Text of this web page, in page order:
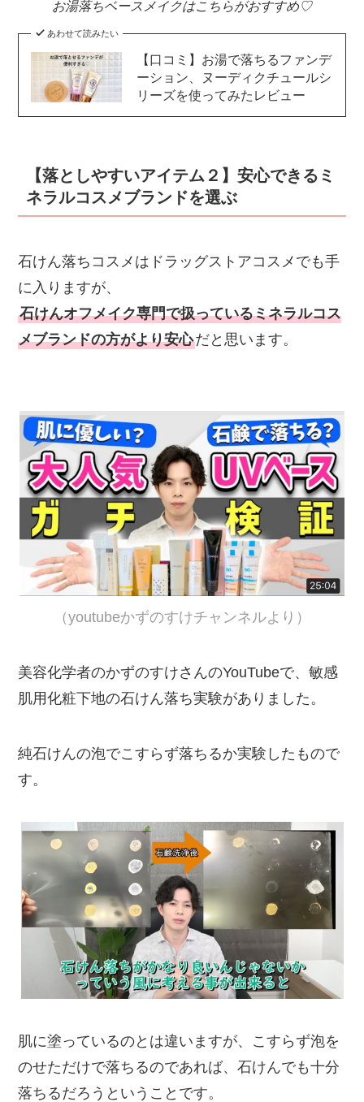
お湯落ちベースメイクはこちらがおすすめ♡
あわせて読みたい
【口コミ】お湯で落ちるファンデ
ーション、ヌーディクチュールシ
リーズを使ってみたレビュー
【落としやすいアイテム２】安心できるミ
ネラルコスメブランドを選ぶ
石けん落ちコスメはドラッグストアコスメでも手
に入りますが、
石けんオフメイク専門で扱っているミネラルコス
メブランドの方がより安心だと思います。
（youtubeかずのすけチャンネルより）
美容化学者のかずのすけさんのYouTubeで、敏感
肌用化粧下地の石けん落ち実験がありました。
純石けんの泡でこすらず落ちるか実験したもので
す。
肌に塗っているのとは違いますが、こすらず泡を
のせただけで落ちるのであれば、石けんでも十分
落ちるだろうということです。